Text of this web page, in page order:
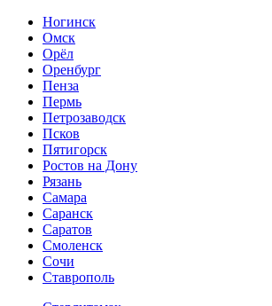
Ногинск
Омск
Орёл
Оренбург
Пенза
Пермь
Петрозаводск
Псков
Пятигорск
Ростов на Дону
Рязань
Самара
Саранск
Саратов
Смоленск
Сочи
Ставрополь